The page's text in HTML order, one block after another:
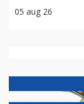
05 aug 26